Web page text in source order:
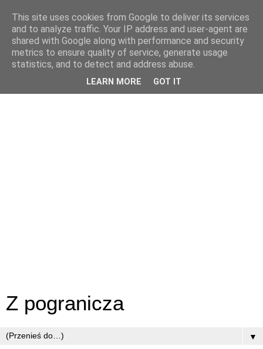
Z pogranicza
▼
This site uses cookies from Google to deliver its services
and to analyze traffic. Your IP address and user-agent are
shared with Google along with performance and security
metrics to ensure quality of service, generate usage
statistics, and to detect and address abuse.
LEARN MORE GOT IT